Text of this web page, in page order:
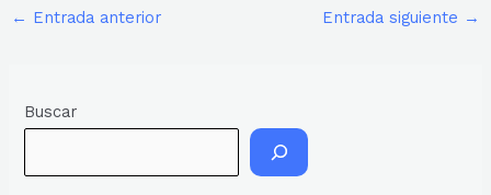
← Entrada anterior Entrada siguiente →
Buscar